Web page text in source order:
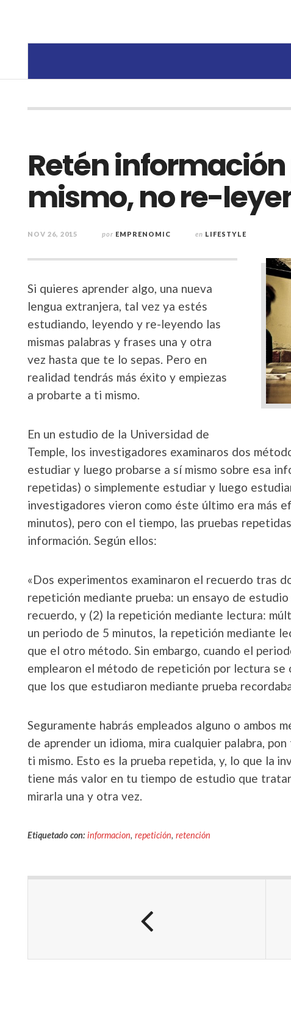
Retén
mismo, no re-
NOV 26, 2015 por EMPRENOMIC en LIFESTYLE
Si quieres aprender algo, una nueva
lengua extranjera, tal vez ya estés
estudiando, leyendo y re-leyendo las
mismas palabras y frases una y otra
vez hasta que te lo sepas. Pero en
realidad tendrás más éxito y empiezas
a probarte a ti mismo.
En un estudio de la Universidad de
Temple, los investigadores examinaros dos
estudiar y luego probarse a sí mismo sobre esa
repetidas) o simplemente estudiar y luego
investigadores vieron como éste último era más
minutos), pero con el tiempo, las pruebas
información. Según ellos:
«Dos experimentos examinaron el recuerdo tras
repetición mediante prueba: un ensayo de
recuerdo, y (2) la repetición mediante lectura:
un periodo de 5 minutos, la repetición mediante
que el otro método. Sin embargo, cuando el
emplearon el método de repetición por lectura se
que los que estudiaron mediante prueba
Seguramente habrás empleados alguno o ambos
de aprender un idioma, mira cualquier palabra,
ti mismo. Esto es la prueba repetida, y, lo que la
tiene más valor en tu tiempo de estudio que
mirarla una y otra vez.
Etiquetado con: informacion, repetición, retención